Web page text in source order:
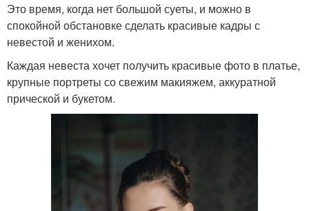
Это время, когда нет большой суеты, и можно в
спокойной обстановке сделать красивые кадры с
невестой и женихом.
Каждая невеста хочет получить красивые фото в платье,
крупные портреты со свежим макияжем, аккуратной
прической и букетом.